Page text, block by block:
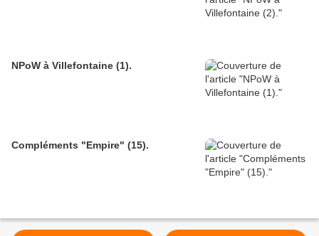
NPoW à Villefontaine (1).
Compléments "Empire" (15).